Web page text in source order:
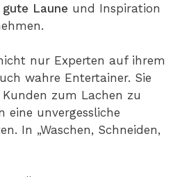
gute Laune und Inspiration
nur Experten auf ihrem
wahre Entertainer. Sie
zum Lachen zu
eine unvergessliche
In „Waschen, Schneiden,